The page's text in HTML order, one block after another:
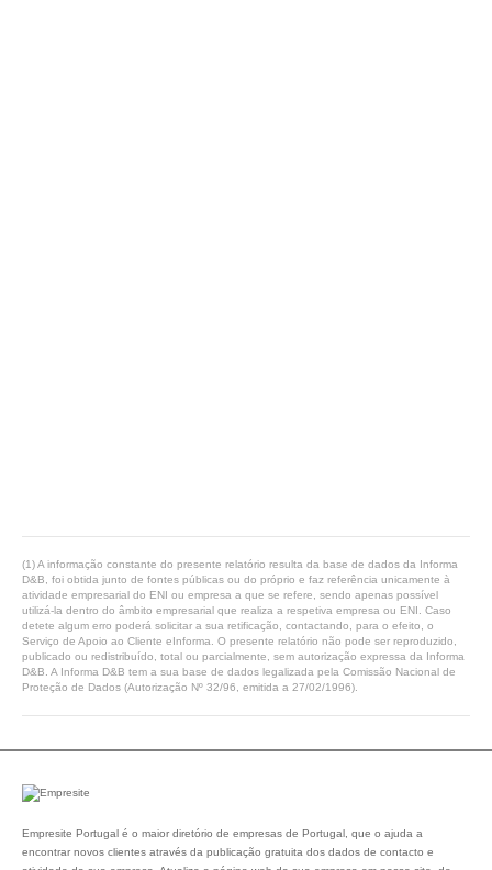
(1) A informação constante do presente relatório resulta da base de dados da Informa
D&B, foi obtida junto de fontes públicas ou do próprio e faz referência unicamente à
atividade empresarial do ENI ou empresa a que se refere, sendo apenas possível
utilizá-la dentro do âmbito empresarial que realiza a respetiva empresa ou ENI. Caso
detete algum erro poderá solicitar a sua retificação, contactando, para o efeito, o
Serviço de Apoio ao Cliente eInforma. O presente relatório não pode ser reproduzido,
publicado ou redistribuído, total ou parcialmente, sem autorização expressa da Informa
D&B. A Informa D&B tem a sua base de dados legalizada pela Comissão Nacional de
Proteção de Dados (Autorização Nº 32/96, emitida a 27/02/1996).
Empresite Portugal é o maior diretório de empresas de Portugal, que o ajuda a
encontrar novos clientes através da publicação gratuita dos dados de contacto e